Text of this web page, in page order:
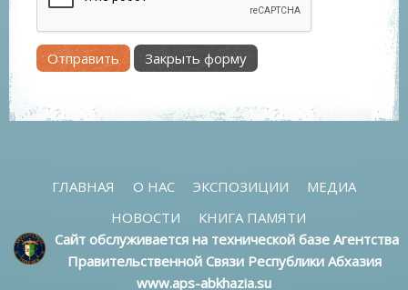
Отправить Закрыть форму
ГЛАВНАЯ О НАС ЭКСПОЗИЦИИ
МЕДИА
НОВОСТИ
КНИГА ПАМЯТИ
Сайт обслуживается на технической базе Агентства
Правительственной Связи Республики Абхазия
www.aps-abkhazia.su